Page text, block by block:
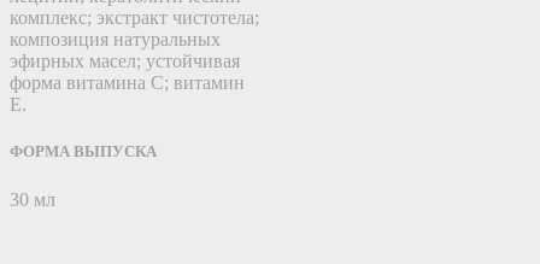
комплекс; экстракт чистотела;
композиция натуральных
эфирных масел; устойчивая
форма витамина С; витамин
Е.
ФОРМА ВЫПУСКА
30 мл